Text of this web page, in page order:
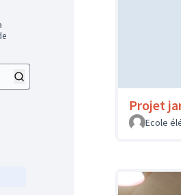
Projet
Ecole